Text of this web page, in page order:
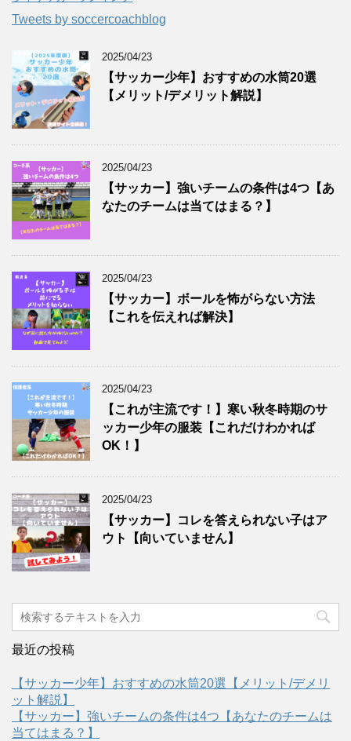
Tweets by soccercoachblog
2025/04/23
【サッカー少年】おすすめの水筒20選
【メリット/デメリット解説】
2025/04/23
【サッカー】強いチームの条件は4つ【あ
なたのチームは当てはまる？】
2025/04/23
【サッカー】ボールを怖がらない方法
【これを伝えれば解決】
2025/04/23
【これが主流です！】寒い秋冬時期のサ
ッカー少年の服装【これだけわかれば
OK！】
2025/04/23
【サッカー】コレを答えられない子はア
ウト【向いていません】
最近の投稿
【サッカー少年】おすすめの水筒20選【メリット/デメリ
ット解説】
【サッカー】強いチームの条件は4つ【あなたのチームは
当てはまる？】